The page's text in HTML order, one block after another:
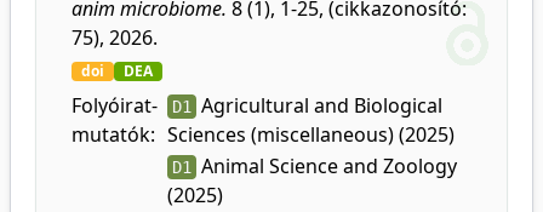
anim microbiome. 8 (1), 1-25, (cikkazonosító:
75), 2026.
doi DEA
Folyóirat-
mutatók:
D1 Agricultural and Biological
Sciences (miscellaneous) (2025)
D1 Animal Science and Zoology
(2025)